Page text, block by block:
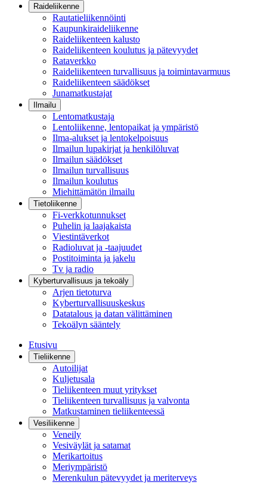
Raideliikenne
Rautatieliikennöinti
Kaupunkiraideliikenne
Raideliikenteen kalusto
Raideliikenteen koulutus ja pätevyydet
Rataverkko
Raideliikenteen turvallisuus ja toimintavarmuus
Raideliikenteen säädökset
Junamatkustajat
Ilmailu
Lentomatkustaja
Lentoliikenne, lentopaikat ja ympäristö
Ilma-alukset ja lentokelpoisuus
Ilmailun lupakirjat ja henkilöluvat
Ilmailun säädökset
Ilmailun turvallisuus
Ilmailun koulutus
Miehittämätön ilmailu
Tietoliikenne
Fi-verkkotunnukset
Puhelin ja laajakaista
Viestintäverkot
Radioluvat ja -taajuudet
Postitoiminta ja jakelu
Tv ja radio
Kyberturvallisuus ja tekoäly
Arjen tietoturva
Kyberturvallisuuskeskus
Datatalous ja datan välittäminen
Tekoälyn sääntely
Etusivu
Tieliikenne
Autoilijat
Kuljetusala
Tieliikenteen muut yritykset
Tieliikenteen turvallisuus ja valvonta
Matkustaminen tieliikenteessä
Vesiliikenne
Veneily
Vesiväylät ja satamat
Merikartoitus
Meriympäristö
Merenkulun pätevyydet ja meriterveys